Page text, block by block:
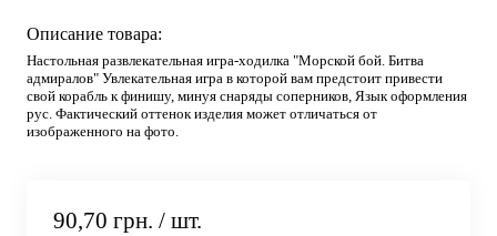
Описание товара:
Настольная развлекательная игра-ходилка "Морской бой. Битва
адмиралов" Увлекательная игра в которой вам предстоит привести
свой корабль к финишу, минуя снаряды соперников, Язык оформления
рус. Фактический оттенок изделия может отличаться от
изображенного на фото.
90,70 грн. / шт.